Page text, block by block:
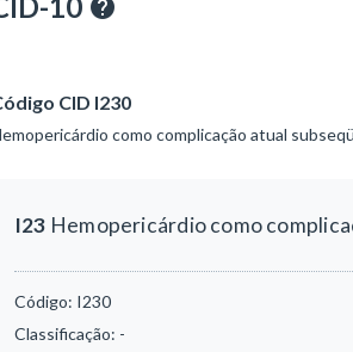
CID I230
como complicação atual
I23 Hemopericárdio como
Código: I230
Classificação: -